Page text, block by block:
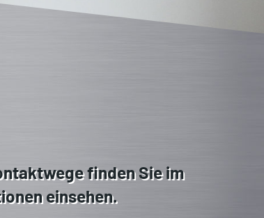
finden Sie im
einsehen.